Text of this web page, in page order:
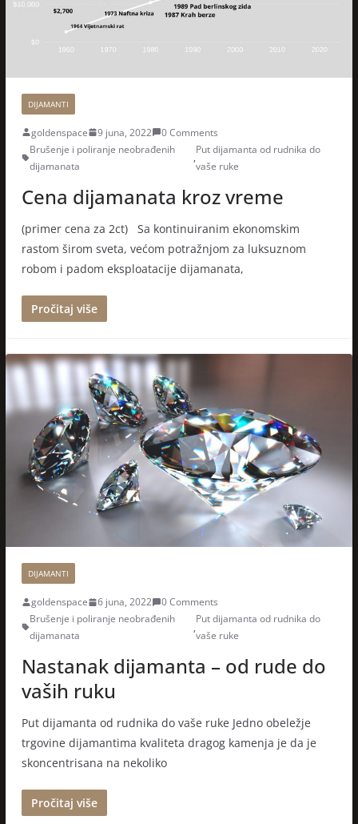
DIJAMANTI
goldenspace 9 juna, 2022
0 Comments
Brušenje i poliranje neobrađenih
dijamanata
,
Put dijamanta od rudnika do
vaše ruke
Cena dijamanata kroz vreme
(primer cena za 2ct) Sa kontinuiranim ekonomskim
rastom širom sveta, većom potražnjom za luksuznom
robom i padom eksploatacije dijamanata,
Pročitaj više
DIJAMANTI
goldenspace 6 juna, 2022
0 Comments
Brušenje i poliranje neobrađenih
dijamanata
,
Put dijamanta od rudnika do
vaše ruke
Nastanak dijamanta – od rude do
vaših ruku
Put dijamanta od rudnika do vaše ruke Jedno obeležje
trgovine dijamantima kvaliteta dragog kamenja je da je
skoncentrisana na nekoliko
Pročitaj više